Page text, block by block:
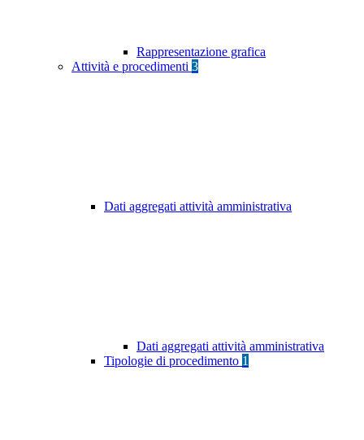
Rappresentazione grafica
Attività e procedimenti 3
Dati aggregati attività amministrativa
Dati aggregati attività amministrativa
Tipologie di procedimento 1